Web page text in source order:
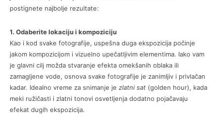
postignete najbolje rezultate:
1. Odaberite lokaciju i kompoziciju
Kao i kod svake fotografije, uspešna duga ekspozicija počinje
jakom kompozicijom i vizuelno upečatljivim elementima. Iako vam
je glavni cilj možda stvaranje efekta omekšanih oblaka ili
zamagljene vode, osnova svake fotografije je zanimljiv i privlačan
kadar. Idealno vreme za snimanje je zlatni sat (golden hour), kada
meki ružičasti i zlatni tonovi osvetljenja dodatno pojačavaju
efekat dugih ekspozicija.